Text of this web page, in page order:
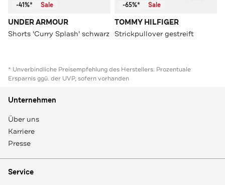
-41%* Sale
UNDER ARMOUR
Shorts 'Curry Splash' schwarz
-65%* Sale
TOMMY HILFIGER
Strickpullover gestreift
* Unverbindliche Preisempfehlung des Herstellers. Prozentuale
Ersparnis ggü. der UVP, sofern vorhanden
Unternehmen
Über uns
Karriere
Presse
Service